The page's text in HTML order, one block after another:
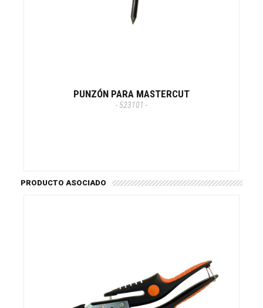
PUNZÓN PARA MASTERCUT
- 523101 -
PRODUCTO ASOCIADO